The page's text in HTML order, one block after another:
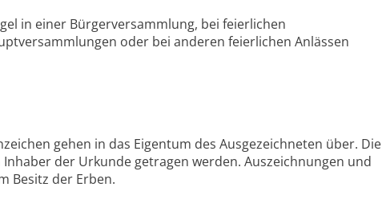
in einer Bürgerversammlung, bei feierlichen
oder bei anderen feierlichen Anlässen
gehen in das Eigentum des Ausgezeichneten über. Die
der Urkunde getragen werden. Auszeichnungen und
Besitz der Erben.